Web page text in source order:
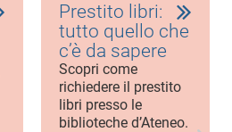
Prestito libri:
tutto quello che
c’è da sapere
Scopri come
richiedere il prestito
libri presso le
biblioteche d’Ateneo.